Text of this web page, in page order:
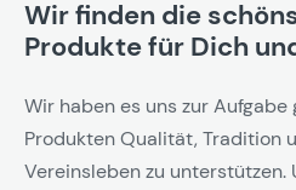
Wir finden die
Produkte für Dich
Wir haben es uns zur
Produkten Qualität, Tradition
Vereinsleben zu unterstützen.